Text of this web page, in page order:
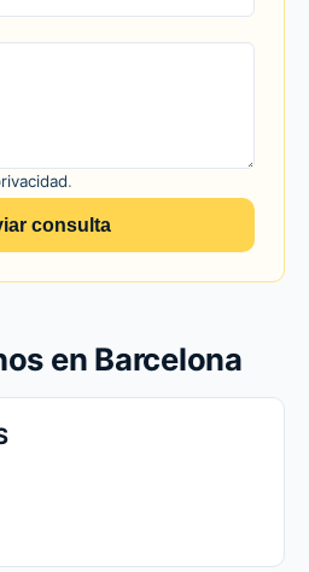
.
consulta
en Barcelona